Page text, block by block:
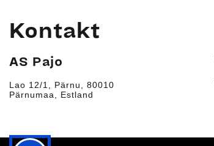
Kontakt
AS Pajo
Lao 12/1, Pärnu, 80010
Pärnumaa, Estland